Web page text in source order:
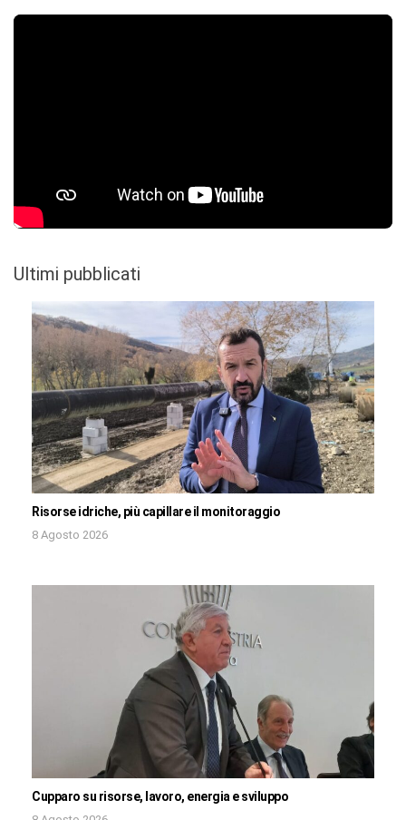
Ultimi pubblicati
Risorse idriche, più capillare il monitoraggio
8 Agosto 2026
Cupparo su risorse, lavoro, energia e sviluppo